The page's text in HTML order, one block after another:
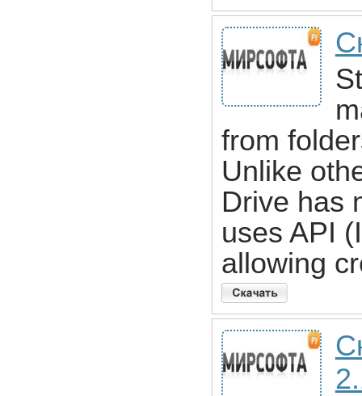
from
Unlike
Drive has
uses API
allowing